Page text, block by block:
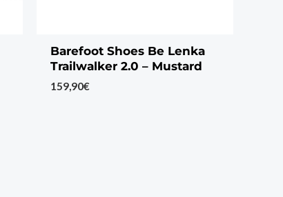
Barefoot Shoes Be Lenka
Trailwalker 2.0 – Mustard
159,90€